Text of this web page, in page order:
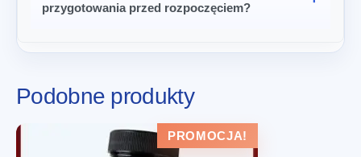
przygotowania przed rozpoczęciem?
Podobne produkty
PROMOCJA!